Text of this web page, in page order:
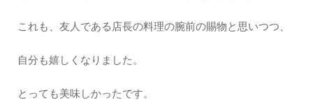
これも、友人である店長の料理の腕前の賜物と思いつつ、
自分も嬉しくなりました。
とっても美味しかったです。